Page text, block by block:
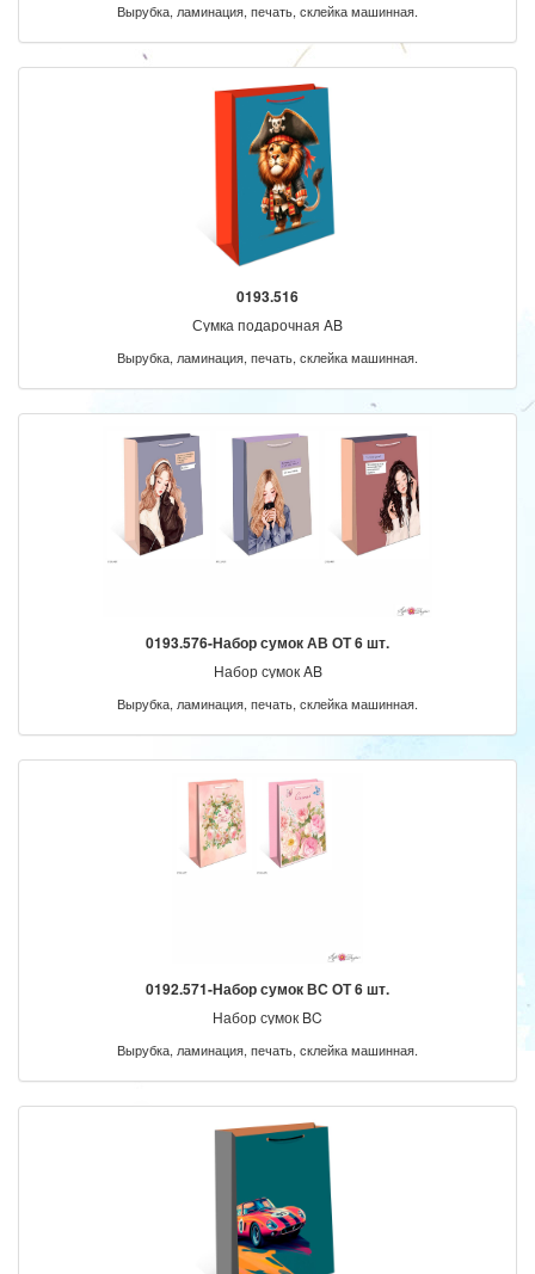
Вырубка, ламинация, печать, склейка машинная.
0193.516
Сумка подарочная AB
Вырубка, ламинация, печать, склейка машинная.
0193.576-Набор сумок АВ ОТ 6 шт.
Набор сумок AB
Вырубка, ламинация, печать, склейка машинная.
0192.571-Набор сумок ВС ОТ 6 шт.
Набор сумок BC
Вырубка, ламинация, печать, склейка машинная.